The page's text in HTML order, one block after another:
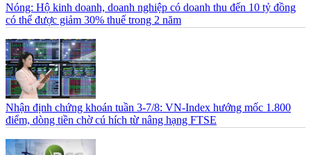
Nóng: Hộ kinh doanh, doanh nghiệp có doanh thu đến 10 tỷ đồng
có thể được giảm 30% thuế trong 2 năm
Nhận định chứng khoán tuần 3-7/8: VN-Index hướng mốc 1.800
điểm, dòng tiền chờ cú hích từ nâng hạng FTSE